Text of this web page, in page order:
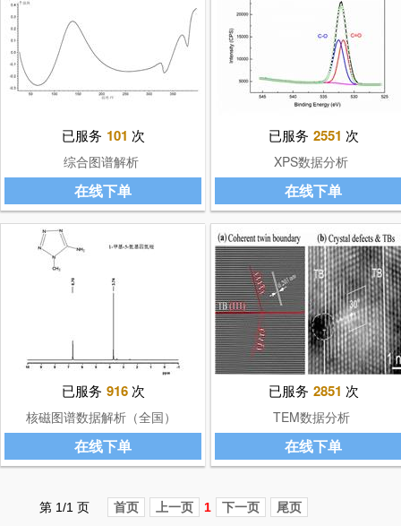
已服务 101 次
综合图谱解析
在线下单
已服务 2551 次
XPS数据分析
在线下单
已服务 916次
核磁图谱数据解析（全国）
在线下单
已服务 2851 次
TEM数据分析
在线下单
第 1/1 页 首页 上一页 1 下一页 尾页